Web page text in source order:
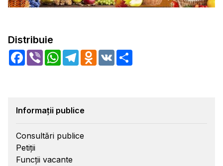
Distribuie
Facebook
Viber WhatsApp
TelegramOdnoklassniki
VK
Informații publice
Consultări publice
Petiții
Funcții vacante